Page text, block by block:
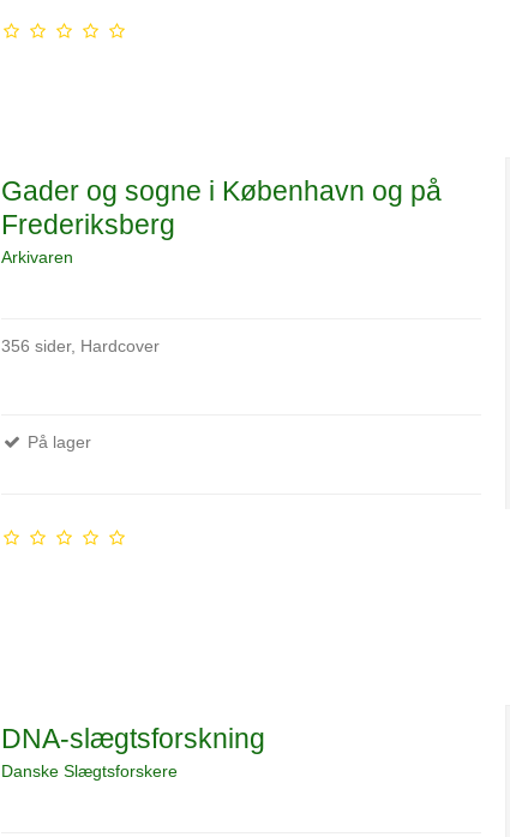
Gader og sogne i København og på
Frederiksberg
Arkivaren
356 sider, Hardcover
På lager
DNA-slægtsforskning
Danske Slægtsforskere